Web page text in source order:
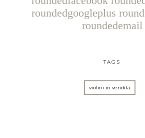
apre
una
roundedgoogleplus
roundedemail
TAGS
violini in vendita